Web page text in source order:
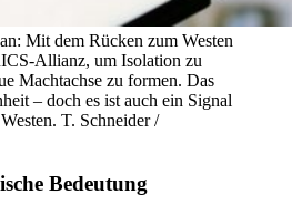
Mit dem Rücken zum Westen
Allianz, um Isolation zu
Machtachse zu formen. Das
– doch es ist auch ein Signal
T. Schneider /
Bedeutung